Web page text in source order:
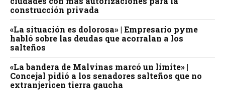
construcción privada
«La situación es dolorosa» | Empresario pyme
habló sobre las deudas que acorralan a los
salteños
«La bandera de Malvinas marcó un límite» |
Concejal pidió a los senadores salteños que no
extranjericen tierra gaucha